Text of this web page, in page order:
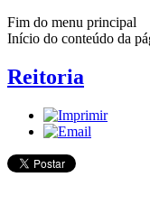
Fim do menu principal
Início do conteúdo da
Reitoria